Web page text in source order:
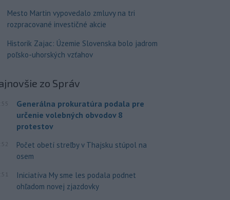
Mesto Martin vypovedalo zmluvy na tri
rozpracované investičné akcie
Historik Zajac: Územie Slovenska bolo jadrom
poľsko-uhorských vzťahov
zo Správ
Generálna prokuratúra podala pre
určenie volebných obvodov 8
protestov
Počet obetí streľby v Thajsku stúpol na
osem
Iniciatíva My sme les podala podnet
ohľadom novej zjazdovky